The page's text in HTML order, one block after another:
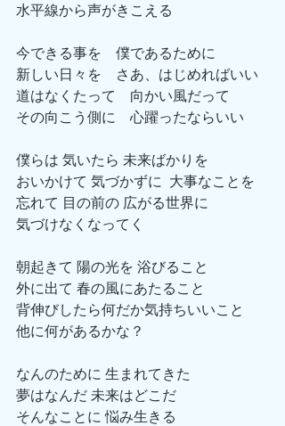
水平線から声がきこえる
今できる事を　僕であるために
新しい日々を　さあ、はじめればいい
道はなくたって　向かい風だって
その向こう側に　心躍ったならいい
僕らは 気いたら 未来ばかりを
おいかけて 気づかずに  大事なことを
忘れて 目の前の 広がる世界に
気づけなくなってく
朝起きて 陽の光を 浴びること
外に出て 春の風にあたること
背伸びしたら何だか気持ちいいこと
他に何があるかな？
なんのために 生まれてきた
夢はなんだ 未来はどこだ
そんなことに 悩み生きる